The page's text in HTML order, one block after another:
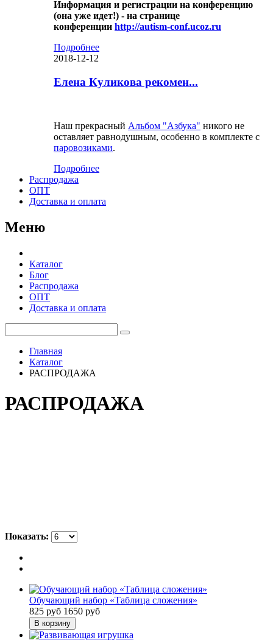
Информация и регистрации на конференцию
(она уже идет!) - на странице
конференции http://autism-conf.ucoz.ru
Подробнее
2018-12-12
Елена Куликова рекомен...
Наш прекрасный Альбом "Азбука" никого не
оставляет равнодушным, особенно в комплекте с
паровозиками.
Подробнее
Распродажа
ОПТ
Доставка и оплата
Меню
Каталог
Блог
Распродажа
ОПТ
Доставка и оплата
Главная
Каталог
РАСПРОДАЖА
РАСПРОДАЖА
Показать:
Обучающий набор «Таблица сложения»
825 руб 1650 руб